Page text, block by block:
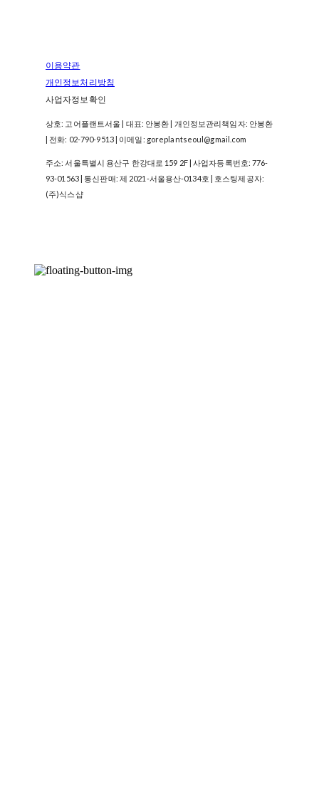
이용약관
개인정보처리방침
사업자정보확인
상호: 고어플랜트서울 | 대표: 안봉환 | 개인정보관리책임자: 안봉환
| 전화: 02-790-9513 | 이메일: goreplantseoul@gmail.com
주소: 서울특별시 용산구 한강대로 159 2F | 사업자등록번호:776-
93-01563| 통신판매: 제 2021-서울용산-0134호 | 호스팅제공자:
(주)식스샵